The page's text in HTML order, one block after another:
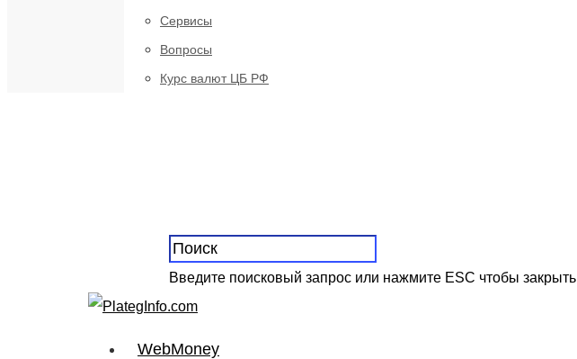
Сервисы
Вопросы
Курс валют ЦБ РФ
Введите поисковый запрос или нажмите ESC чтобы закрыть
WebMoney